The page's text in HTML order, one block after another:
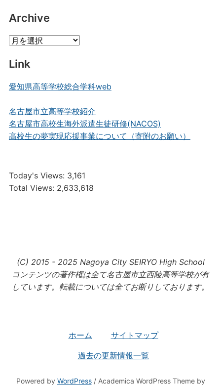
Archive
Archive
Link
愛知県高等学校総合学科web
名古屋市立高等学校紹介
名古屋市高校生海外派遣生徒研修(NACOS)
高校生の夢実現応援事業について（寄附のお願い）
Today's Views: 3,161
Total Views: 2,633,618
(C) 2015 - 2025 Nagoya City SEIRYO High School
コンテンツの著作権は全て名古屋市立西陵高等学校が有
しています。転載については全てお断りしております。
ホーム サイトマップ
過去の更新情報一覧
Powered by WordPress/ Academica WordPress Theme by